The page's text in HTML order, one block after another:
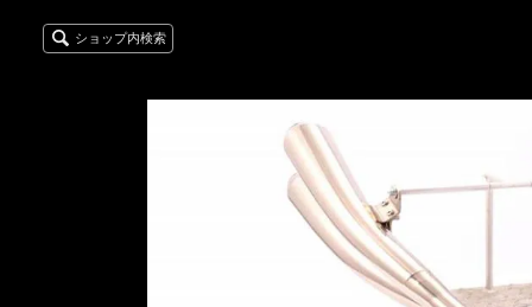
ショップ内検索